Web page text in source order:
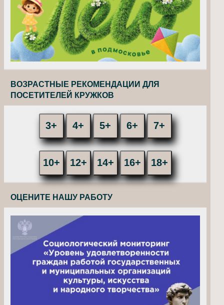
ВОЗРАСТНЫЕ РЕКОМЕНДАЦИИ ДЛЯ
ПОСЕТИТЕЛЕЙ КРУЖКОВ
3+ 4+ 5+ 6+ 7+
10+ 12+ 14+ 16+ 18+
ОЦЕНИТЕ НАШУ РАБОТУ